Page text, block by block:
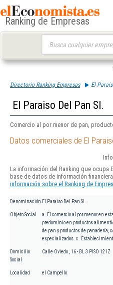
Ranking de Empresas
Directorio Ranking Empresas El
El Paraiso Del Pan Sl.
Comercio al por menor de pan,
Datos comerciales de El
La información del Ranking que ocupa
base de datos de información
información sobre el Ranking de
Denominación El Paraiso Del Pan Sl.
Objeto Social
a. El comercio al por menor en
predominio en productos
de pan y productos de
especializados. c.
Domicilio
Social
Calle Oviedo , 16 - BL 3 PISO 12 IZ
Localidad el Campello